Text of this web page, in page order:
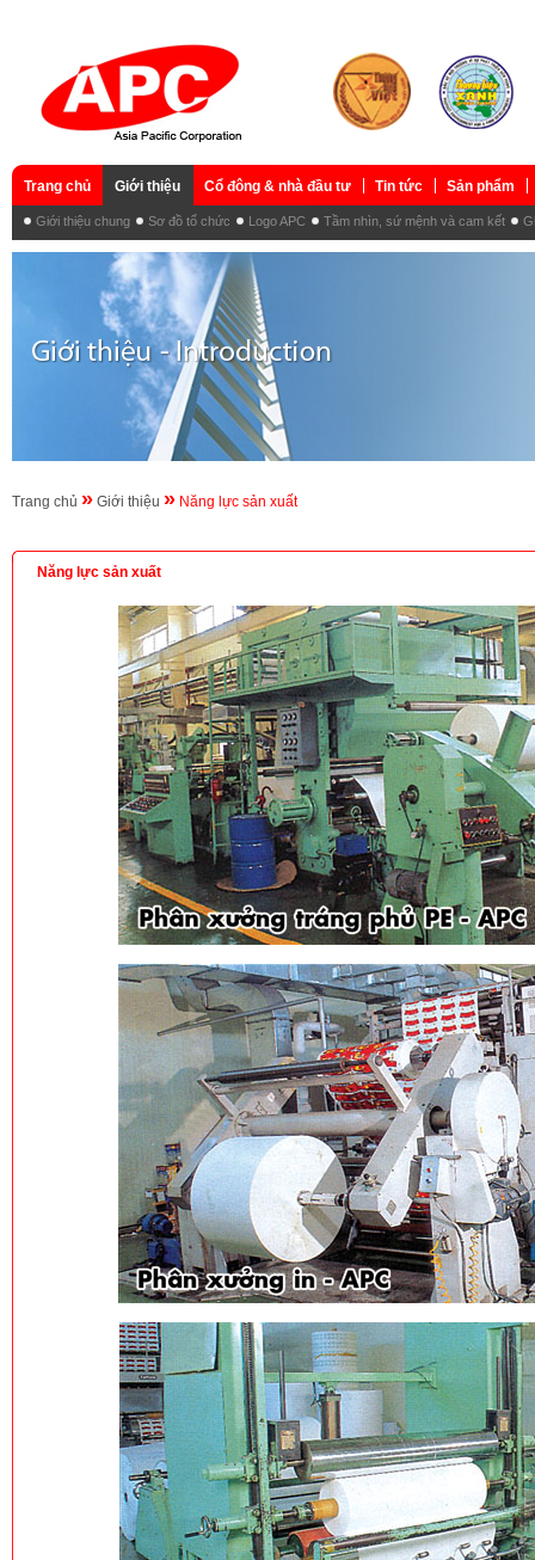
Trang chủ Giới thiệu
Giới thiệu chung Sơ đồ tổ chức Logo APC Tầm nhìn, sứ mệnh và cam kết
Cổ đông & nhà đầu tư Tin tức Sản phẩm
Trang chủ » Giới thiệu » Năng lực sản xuất
Năng lực sản xuất